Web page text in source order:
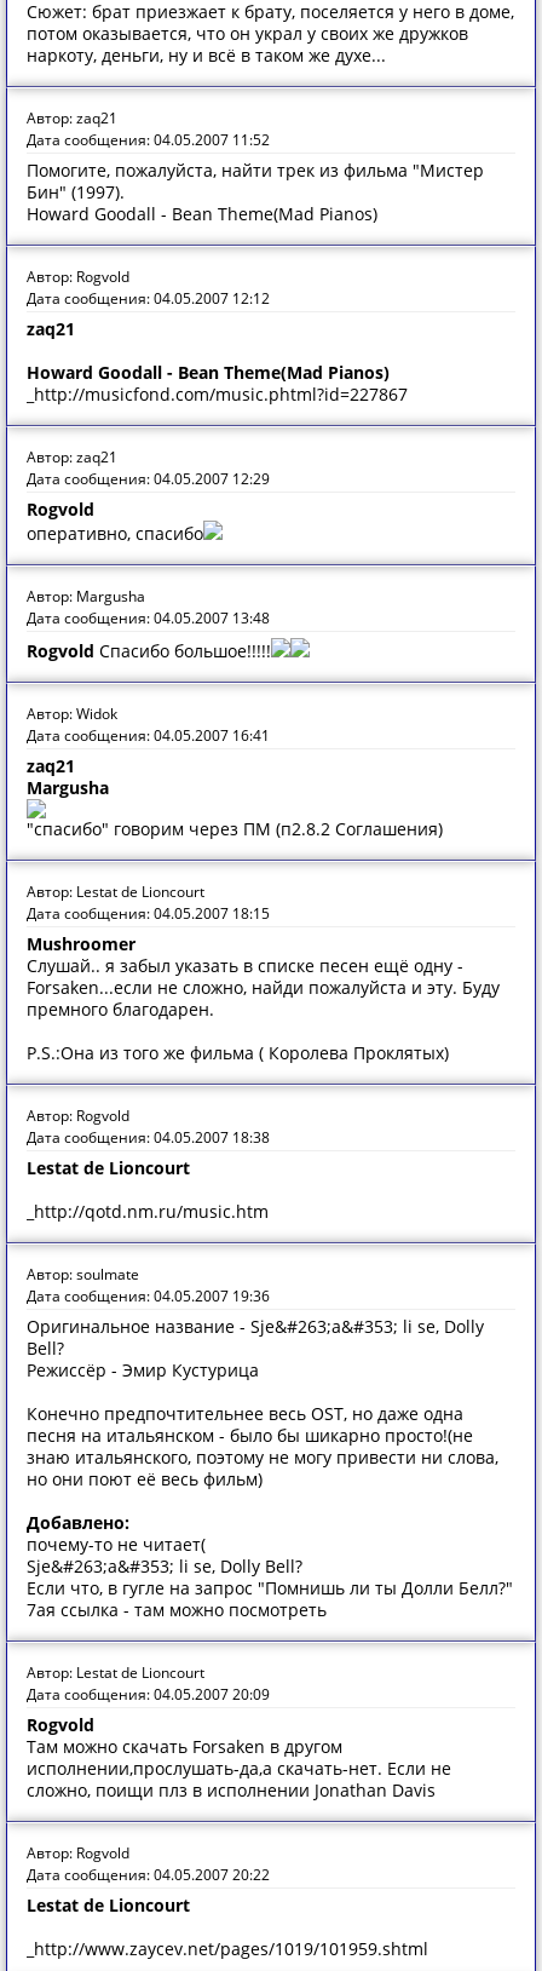
Сюжет: брат приезжает к брату, поселяется у него в доме,
потом оказывается, что он украл у своих же дружков
наркоту, деньги, ну и всё в таком же духе...
Автор: zaq21
Дата сообщения: 04.05.2007 11:52
Помогите, пожалуйста, найти трек из фильма "Мистер
Бин" (1997).
Howard Goodall - Bean Theme(Mad Pianos)
Автор: Rogvold
Дата сообщения: 04.05.2007 12:12
zaq21
Howard Goodall - Bean Theme(Mad Pianos)
_http://musicfond.com/music.phtml?id=227867
Автор: zaq21
Дата сообщения: 04.05.2007 12:29
Rogvold
оперативно, спасибо
Автор: Margusha
Дата сообщения: 04.05.2007 13:48
Rogvold Спасибо большое!!!!!
Автор: Widok
Дата сообщения: 04.05.2007 16:41
zaq21
Margusha
"спасибо" говорим через ПМ (п2.8.2 Соглашения)
Автор: Lestat de Lioncourt
Дата сообщения: 04.05.2007 18:15
Mushroomer
Слушай.. я забыл указать в списке песен ещё одну -
Forsaken...если не сложно, найди пожалуйста и эту. Буду
премного благодарен.
P.S.:Она из того же фильма ( Королева Проклятых)
Автор: Rogvold
Дата сообщения: 04.05.2007 18:38
Lestat de Lioncourt
_http://qotd.nm.ru/music.htm
Автор: soulmate
Дата сообщения: 04.05.2007 19:36
Оригинальное название - Sje&#263;a&#353; li se, Dolly
Bell?
Режиссёр - Эмир Кустурица
Конечно предпочтительнее весь OST, но даже одна
песня на итальянском - было бы шикарно просто!(не
знаю итальянского, поэтому не могу привести ни слова,
но они поют её весь фильм)
Добавлено:
почему-то не читает(
Sje&#263;a&#353; li se, Dolly Bell?
Если что, в гугле на запрос "Помнишь ли ты Долли Белл?"
7ая ссылка - там можно посмотреть
Автор: Lestat de Lioncourt
Дата сообщения: 04.05.2007 20:09
Rogvold
Там можно скачать Forsaken в другом
исполнении,прослушать-да,а скачать-нет. Если не
сложно, поищи плз в исполнении Jonathan Davis
Автор: Rogvold
Дата сообщения: 04.05.2007 20:22
Lestat de Lioncourt
_http://www.zaycev.net/pages/1019/101959.shtml